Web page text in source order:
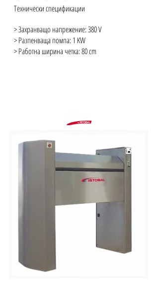
Технически спецификации
> Захранващо напрежение: 380 V
> Разпенваща помпа: 1 KW
> Работна ширина четка: 80 cm